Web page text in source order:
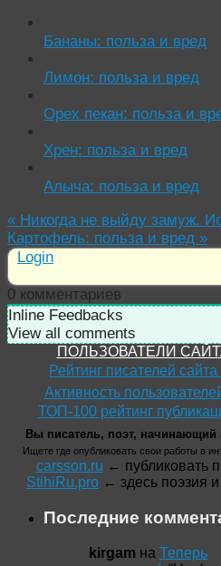
Бананы: польза и вред
Лимон: польза и вред
Орех пекан: польза и
Хрен: польза и вред
Алыча: польза и вред
« Никогда не выйду замуж.
Картофель: польза и вред »
Login
0 комментариев
Inline Feedbacks
View all comments
ПОЛЬЗОВАТЕЛИ
Рейтинг писателей
Активность
ТОП-100 рейтинг
Вы писатель, поэт, начинающий
Ищете где опубликовать свои работы в
carsson.ru ← публиковать
StihiRu.pro ← здесь поэзия и
Последние
kirgam на Теперь